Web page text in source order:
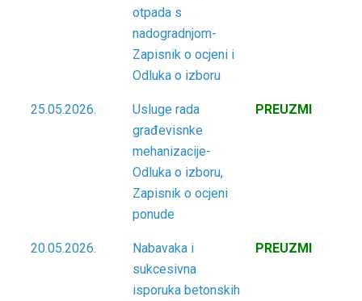
otpada s
nadogradnjom-
Zapisnik o ocjeni i
Odluka o izboru
25.05.2026.
Usluge rada
građevisnke
mehanizacije-
Odluka o izboru,
Zapisnik o ocjeni
ponude
PREUZMI
20.05.2026.
Nabavaka i
sukcesivna
isporuka betonskih
PREUZMI